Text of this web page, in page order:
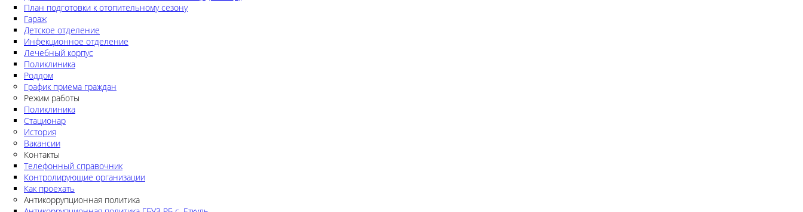
План подготовки к отопительному сезону
Гараж
Детское отделение
Инфекционное отделение
Лечебный корпус
Поликлиника
Роддом
График приема граждан
Режим работы
Поликлиника
Стационар
История
Вакансии
Контакты
Телефонный справочник
Контролирующие организации
Как проехать
Антикоррупционная политика